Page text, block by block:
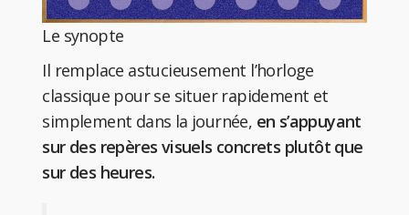
Le synopte
Il remplace astucieusement l’horloge
classique pour se situer rapidement et
simplement dans la journée, en s’appuyant
sur des repères visuels concrets plutôt que
sur des heures.